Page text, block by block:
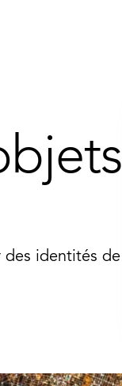
votre
des identités de